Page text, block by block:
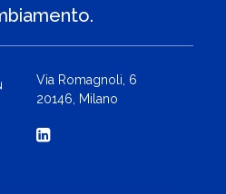
Via Romagnoli, 6
20146, Milano